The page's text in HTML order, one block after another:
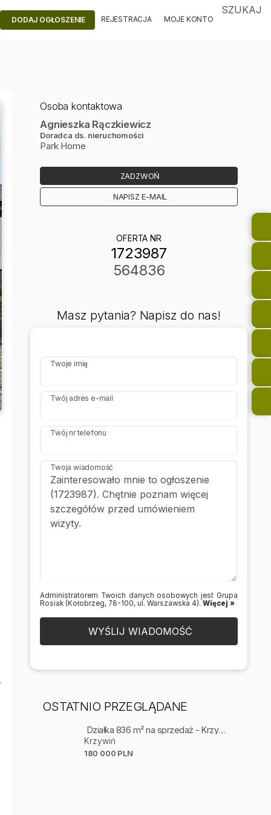
DODAJ OGŁOSZENIE REJESTRACJA MOJE KONTO
SZUKAJ
Osoba kontaktowa
Agnieszka Rączkiewicz
Doradca ds. nieruchomości
Park Home
ZADZWOŃ
NAPISZ E-MAIL
OFERTA NR
1723987
564836
Masz pytania? Napisz do nas!
Twoje imię
Twój adres e-mail
Twój nr telefonu
Twoja wiadomość
Administratorem Twoich danych osobowych jest Grupa
Rosiak (Kołobrzeg, 78-100, ul. Warszawska 4).Więcej »
WYŚLIJ WIADOMOŚĆ
OSTATNIO PRZEGLĄDANE
Działka 836 m² na sprzedaż - Krzywiń
Krzywiń
180 000 PLN